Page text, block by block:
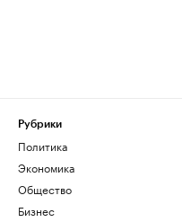
Рубрики
Политика
Экономика
Общество
Бизнес